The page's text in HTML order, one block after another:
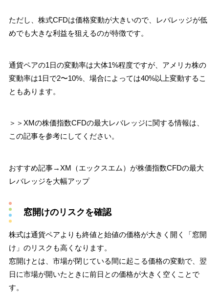
ただし、株式CFDは価格変動が大きいので、レバレッジが低
めでも大きな利益を狙えるのが特徴です。
通貨ペアの1日の変動率は大体1%程度ですが、アメリカ株の
変動率は1日で2〜10%、場合によっては40%以上変動するこ
ともあります。
＞＞XMの株価指数CFDの最大レバレッジに関する情報は、
この記事を参考にしてください。
おすすめ記事→XM（エックスエム）が株価指数CFDの最大
レバレッジを大幅アップ
窓開けのリスクを確認
株式は通貨ペアよりも終値と始値の価格が大きく開く「窓開
け」のリスクも高くなります。
窓開けとは、市場が閉じている間に起こる価格の変動で、翌
日に市場が開いたときに前日との価格が大きく空くことで
す。